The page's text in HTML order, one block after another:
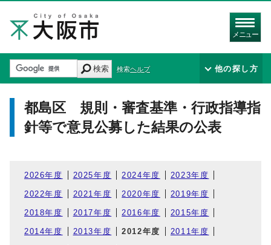
メニュー
検索 検索ヘルプ 他の探し方
都島区 規則・審査基準・行政指導指
針等で意見公募した結果の公表
2026年度 2025年度 2024年度 2023年度
2022年度 2021年度 2020年度 2019年度
2018年度 2017年度 2016年度 2015年度
2014年度 2013年度 2012年度 2011年度